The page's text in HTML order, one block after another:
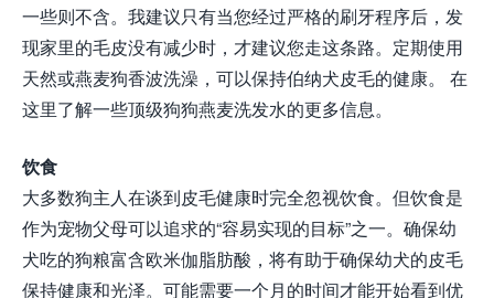
一些则不含。我建议只有当您经过严格的刷牙程序后，发
现家里的毛皮没有减少时，才建议您走这条路。定期使用
天然或燕麦狗香波洗澡，可以保持伯纳犬皮毛的健康。 在
这里了解一些顶级狗狗燕麦洗发水的更多信息。
饮食
大多数狗主人在谈到皮毛健康时完全忽视饮食。但饮食是
作为宠物父母可以追求的“容易实现的目标”之一。确保幼
犬吃的狗粮富含欧米伽脂肪酸，将有助于确保幼犬的皮毛
保持健康和光泽。可能需要一个月的时间才能开始看到优